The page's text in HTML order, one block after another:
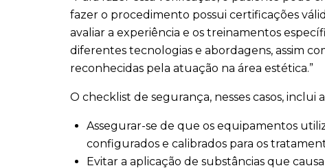
fazer o procedimento possui certificações
avaliar a experiência e os treinamentos
diferentes tecnologias e abordagens, assim
reconhecidas pela atuação na área estética.”
O checklist de segurança, nesses casos, inclui
Assegurar-se de que os equipamentos
configurados e calibrados para os
Evitar a aplicação de substâncias que